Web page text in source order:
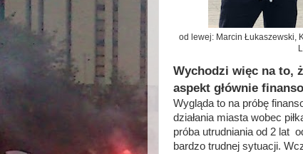
od lewej: Marcin Łukaszewski,
Wychodzi więc na to,
aspekt głównie
Wygląda to na próbę
działania miasta wobec
próba utrudniania od 2 lat
bardzo trudnej sytuacji.